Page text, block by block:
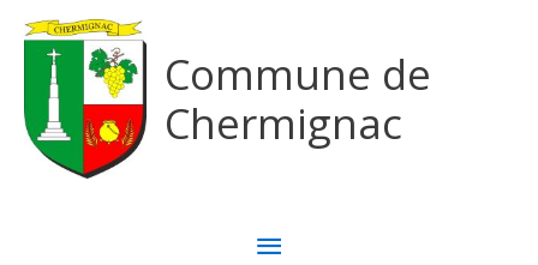
Commune de
Chermignac
MENU